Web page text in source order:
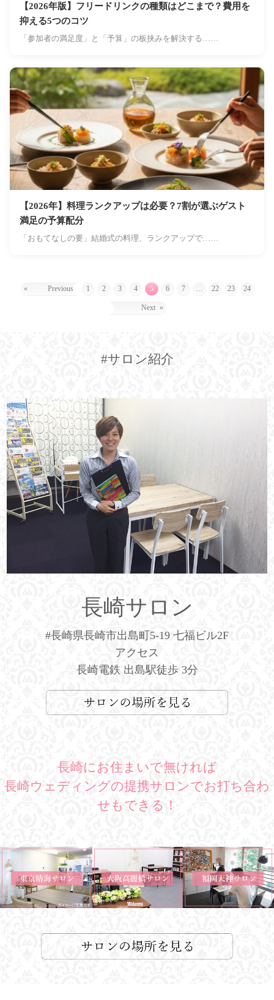
【2026年版】フリードリンクの種類はどこまで？費用を
抑える5つのコツ
「参加者の満足度」と「予算」の板挟みを解決する……
【2026年】料理ランクアップは必要？7割が選ぶゲスト
満足の予算配分
「おもてなしの要」結婚式の料理、ランクアップで……
« Previous 1 2 3 4 5 6 7 … 22 23 24
Next »
#サロン紹介
長崎サロン
#長崎県長崎市出島町5-19 七福ビル2F
アクセス
長崎電鉄 出島駅徒歩 3分
長崎にお住まいで無ければ
長崎ウェディングの提携サロンでお打ち合わ
せもできる！